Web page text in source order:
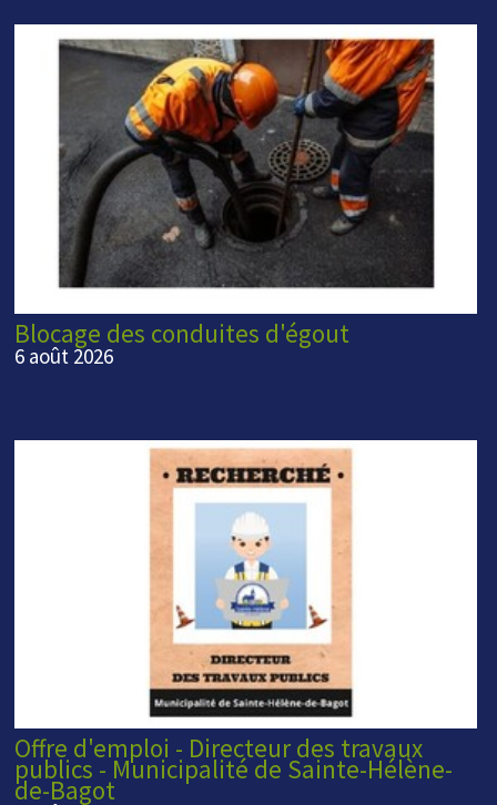
Blocage des conduites d'égout
6 août 2026
Offre d'emploi - Directeur des travaux
publics - Municipalité de Sainte-Hélène-
de-Bagot